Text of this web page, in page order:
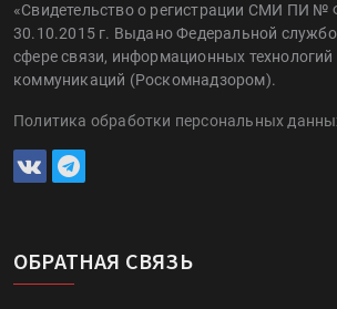
«Свидетельство о регистрации СМИ ПИ №
30.10.2015 г. Выдано Федеральной
сфере связи, информационных
коммуникаций (Роскомнадзором).
Политика обработки персональных
ОБРАТНАЯ СВЯЗЬ